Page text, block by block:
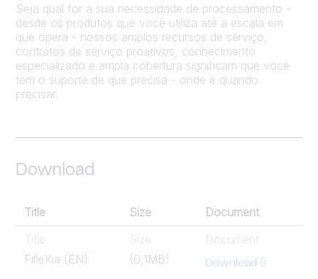
Seja qual for a sua necessidade de processamento -
desde os produtos que você utiliza até a escala em
que opera - nossos amplos recursos de serviço,
contratos de serviço proativos, conhecimento
especializado e ampla cobertura significam que você
tem o suporte de que precisa - onde e quando
precisar.
Download
Title Size
Document
Title
FilleXia (EN)
Size
(0,1MB)
Document
Download